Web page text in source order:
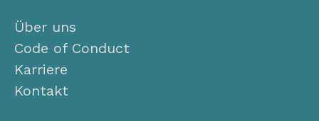
Über uns
Code of Conduct
Karriere
Kontakt